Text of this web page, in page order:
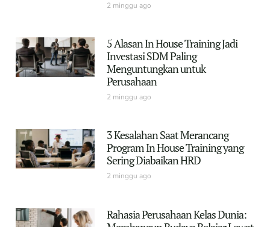
2 minggu ago
5 Alasan In House Training Jadi
Investasi SDM Paling
Menguntungkan untuk
Perusahaan
2 minggu ago
3 Kesalahan Saat Merancang
Program In House Training yang
Sering Diabaikan HRD
2 minggu ago
Rahasia Perusahaan Kelas Dunia: